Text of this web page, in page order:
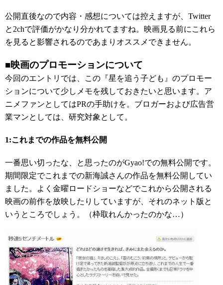
公開直後なので内容・感想については控えますが、Twitter
と2chで評価がかなり分かれてますね。映画見る前にこれら
を見ると影響されるのであまりオススメできません。
■映画のプロモーションについて
今回のエントリでは、この『星を追う子ども』のプロモー
ションについて少しメモを残しておきたいと思います。ア
ニメファンとしてはPRの手助けを。ブロガーおよび広告営
業マンとしては、研究対象として。
1:これまでの作品を無料公開
一番思い切ったな、と思ったのがGyao!での無料公開です。
期間限定でこれまでの新海誠さんの作品を無料公開してい
ました。よく金曜ロードショーなどでこれから公開される
映画の前作を放映したりしていますが、それのネット版と
いうところでしょう。（枠取れんかったのかな…）